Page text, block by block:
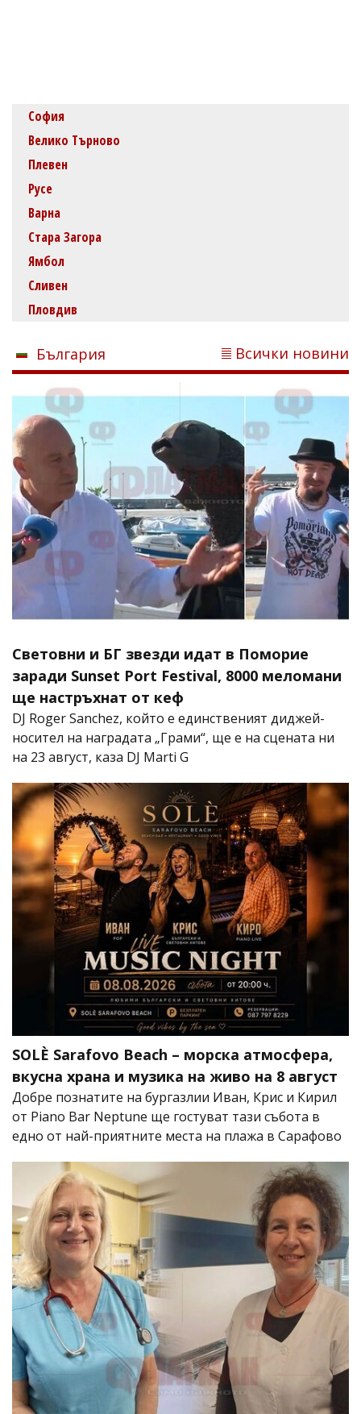
София
Велико Търново
Плевен
Русе
Варна
Стара Загора
Ямбол
Сливен
Пловдив
България Всички новини
Световни и БГ звезди идат в Поморие
заради Sunset Port Festival, 8000 меломани
ще настръхнат от кеф
DJ Roger Sanchez, който е единственият диджей-
носител на наградата „Грами“, ще е на сцената ни
на 23 август, каза DJ Marti G
SOLÈ Sarafovo Beach – морска атмосфера,
вкусна храна и музика на живо на 8 август
Добре познатите на бургазлии Иван, Крис и Кирил
от Piano Bar Neptune ще гостуват тази събота в
едно от най-приятните места на плажа в Сарафово